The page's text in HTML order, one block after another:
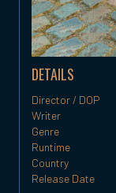
DETAILS
Director / DOP
Writer
Genre
Runtime
Country
Release Date